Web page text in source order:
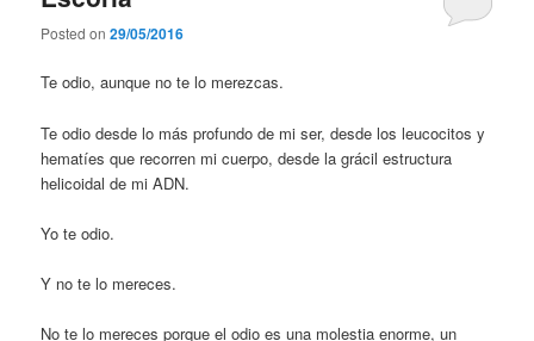
Posted on29/05/2016
Te odio, aunque no te lo merezcas.
Te odio desde lo más profundo de mi ser, desde los leucocitos y
hematíes que recorren mi cuerpo, desde la grácil estructura
helicoidal de mi ADN.
Yo te odio.
Y no te lo mereces.
No te lo mereces porque el odio es una molestia enorme, un